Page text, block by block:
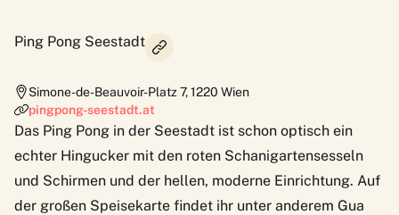
Ping Pong Seestadt
Simone-de-Beauvoir-Platz 7,1220 Wien
pingpong-seestadt.at
Das Ping Pong in der Seestadt ist schon optisch ein
echter Hingucker mit den roten Schanigartensesseln
und Schirmen und der hellen, moderne Einrichtung. Auf
der großen Speisekarte findet ihr unter anderem Gua